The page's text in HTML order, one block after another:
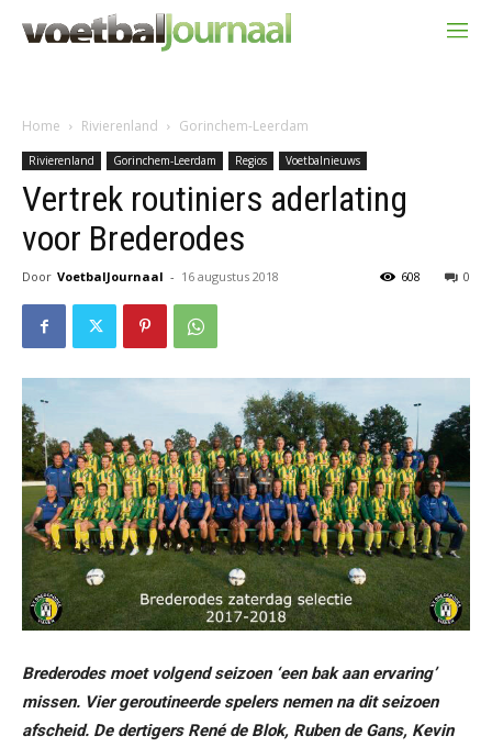
Home Rivierenland Gorinchem-Leerdam
Rivierenland Gorinchem-Leerdam Regios Voetbalnieuws
Vertrek routiniers aderlating
voor Brederodes
Door VoetbalJournaal - 16 augustus 2018 0
608
Brederodes moet volgend seizoen ‘een bak aan ervaring’
missen. Vier geroutineerde spelers nemen na dit seizoen
afscheid. De dertigers René de Blok, Ruben de Gans, Kevin